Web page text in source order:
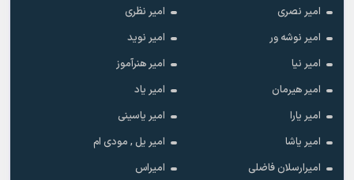
امیر نصری
امیر نظری
امیر نوشه ور
امیر نوید
امیر نیا
امیر هنرآموز
امیر هیرمان
امیر یاد
امیر یارا
امیر یاسینی
امیر یاشا
امیر یل , مودی ام
امیرارسلان فاضلی
امیراس